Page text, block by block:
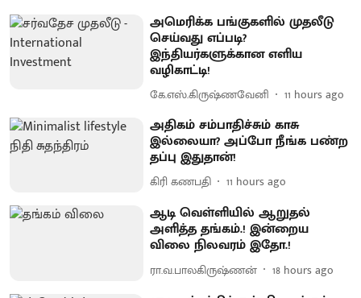
அமெரிக்க பங்குகளில் முதலீடு
செய்வது எப்படி?
இந்தியர்களுக்கான எளிய
வழிகாட்டி!
கே.எஸ்.கிருஷ்ணவேனி 11 hours ago
அதிகம் சம்பாதிச்சும் காசு
இல்லையா? அப்போ நீங்க பண்ற
தப்பு இதுதான்!
கிரி கணபதி 11 hours ago
ஆடி வெள்ளியில் ஆறுதல்
அளித்த தங்கம்.! இன்றைய
விலை நிலவரம் இதோ.!
ரா.வ.பாலகிருஷ்ணன் 18 hours ago